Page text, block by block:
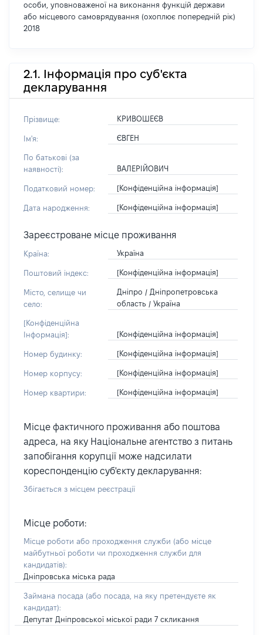
особи, уповноваженої на виконання функцій держави
або місцевого самоврядування (охоплює попередній рік)
2018
2.1. Інформація про суб'єкта
декларування
Прізвище: КРИВОШЕЄВ
Ім'я: ЄВГЕН
По батькові (за
наявності):
ВАЛЕРІЙОВИЧ
Податковий номер: [Конфіденційна інформація]
Дата народження: [Конфіденційна інформація]
Зареєстроване місце проживання
Країна: Україна
Поштовий індекс: [Конфіденційна інформація]
Місто, селище чи
село:
Дніпро / Дніпропетровська
область / Україна
[Конфіденційна
Інформація]:
[Конфіденційна інформація]
Номер будинку: [Конфіденційна інформація]
Номер корпусу: [Конфіденційна інформація]
Номер квартири: [Конфіденційна інформація]
Місце фактичного проживання або поштова
адреса, на яку Національне агентство з питань
запобігання корупції може надсилати
кореспонденцію суб'єкту декларування:
Збігається з місцем реєстрації
Місце роботи:
Місце роботи або проходження служби (або місце
майбутньої роботи чи проходження служби для
кандидатів):
Дніпровська міська рада
Займана посада (або посада, на яку претендуєте як
кандидат):
Депутат Дніпровської міської ради 7 скликання